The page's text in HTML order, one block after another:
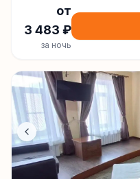
от
3 483 ₽
за ночь